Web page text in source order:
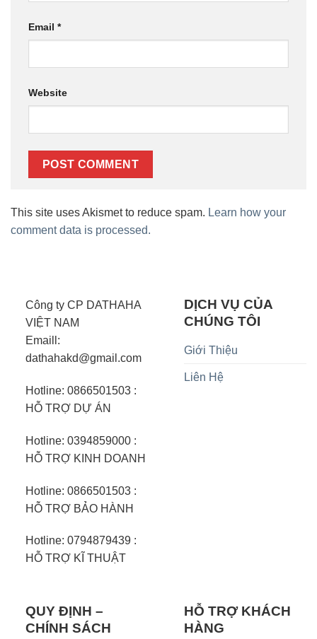
Email *
Website
This site uses Akismet to reduce spam. Learn how your
comment data is processed.
Công ty CP DATHAHA
VIỆT NAM
Emaill:
dathahakd@gmail.com
Hotline: 0866501503 :
HỖ TRỢ DỰ ÁN
Hotline: 0394859000 :
HỖ TRỢ KINH DOANH
Hotline: 0866501503 :
HỖ TRỢ BẢO HÀNH
Hotline: 0794879439 :
HỖ TRỢ KĨ THUẬT
DỊCH VỤ CỦA
CHÚNG TÔI
Giới Thiệu
Liên Hệ
QUY ĐỊNH –
CHÍNH SÁCH
HỖ TRỢ KHÁCH
HÀNG